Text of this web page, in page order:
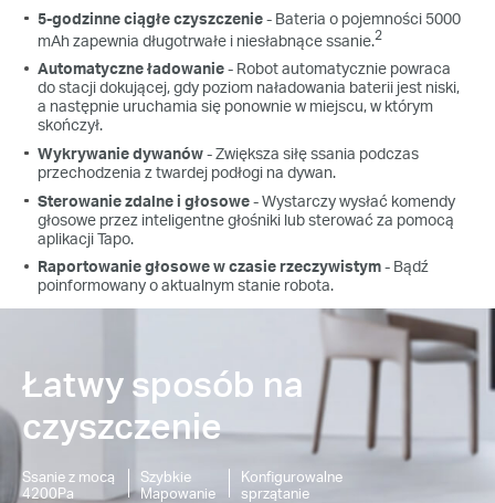
5-godzinne ciągłe czyszczenie- Bateria o pojemności 5000
mAh zapewnia długotrwałe i niesłabnące ssanie.2
Automatyczne ładowanie- Robot automatycznie powraca
do stacji dokującej, gdy poziom naładowania baterii jest niski,
a następnie uruchamia się ponownie w miejscu, w którym
skończył.
Wykrywanie dywanów- Zwiększa siłę ssania podczas
przechodzenia z twardej podłogi na dywan.
Sterowanie zdalne i głosowe- Wystarczy wysłać komendy
głosowe przez inteligentne głośniki lub sterować za pomocą
aplikacji Tapo.
Raportowanie głosowe w czasie rzeczywistym- Bądź
poinformowany o aktualnym stanie robota.
Łatwy sposób na
czyszczenie
Ssanie z mocą
4200Pa
Szybkie
Mapowanie
Konfigurowalne
sprzątanie